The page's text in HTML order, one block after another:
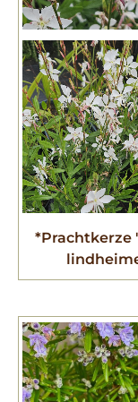
*Prachtkerze